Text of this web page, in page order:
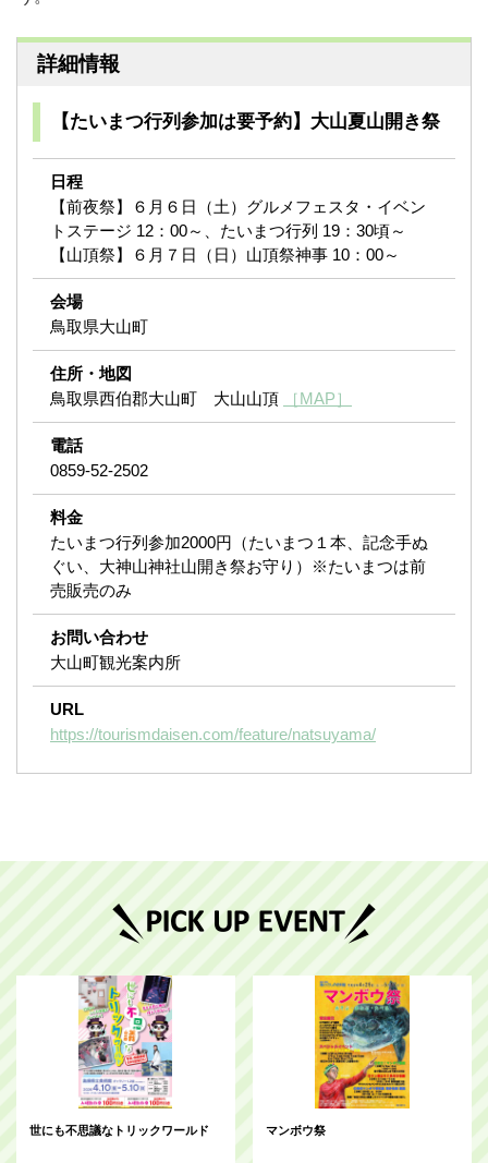
詳細情報
【たいまつ行列参加は要予約】大山夏山開き祭
日程
【前夜祭】６月６日（土）グルメフェスタ・イベン
トステージ 12：00～、たいまつ行列 19：30頃～
【山頂祭】６月７日（日）山頂祭神事 10：00～
会場
鳥取県大山町
住所・地図
鳥取県西伯郡大山町 大山山頂
［MAP］
電話
0859-52-2502
料金
たいまつ行列参加2000円（たいまつ１本、記念手ぬ
ぐい、大神山神社山開き祭お守り）※たいまつは前
売販売のみ
お問い合わせ
大山町観光案内所
URL
https://tourismdaisen.com/feature/natsuyama/
世にも不思議なトリックワールド マンボウ祭